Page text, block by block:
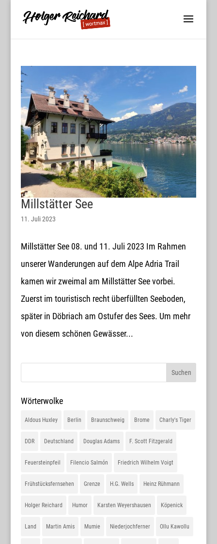
Millstätter See
11. Juli 2023
Millstätter See 08. und 11. Juli 2023 Im Rahmen
unserer Wanderungen auf dem Alpe Adria Trail
kamen wir zweimal am Millstätter See vorbei.
Zuerst im touristisch recht überfüllten Seeboden,
später in Döbriach am Ostufer des Sees. Um mehr
von diesem schönen Gewässer...
Wörterwolke
Aldous Huxley Berlin Braunschweig Brome Charly's Tiger
DDR Deutschland Douglas Adams F. Scott Fitzgerald
Feuersteinpfeil Filencio Salmón Friedrich Wilhelm Voigt
Frühstücksfernsehen Grenze H.G. Wells Heinz Rühmann
Holger Reichard Humor Karsten Weyershausen Köpenick
Land Martin Amis Mumie Niederjochferner Ollu Kawollu